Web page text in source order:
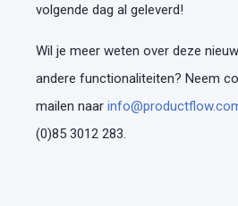
volgende dag al geleverd!
Wil je meer weten over deze
andere functionaliteiten? Neem
mailen naar
(0)85 3012 283.